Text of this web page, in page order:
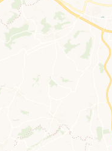
Laden der Karte...